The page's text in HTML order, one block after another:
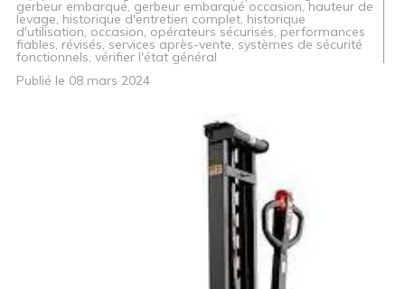
gerbeur embarqué, gerbeur embarqué occasion,hauteur de
levage, historique d'entretien complet, historique
d'utilisation, occasion, opérateurs sécurisés, performances
fiables, révisés, services après-vente, systèmes de sécurité
fonctionnels, vérifier l'état général
Publié le 08 mars 2024